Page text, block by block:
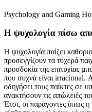
Psychology and Gaming
Η ψυχολογία πίσω
Η ψυχολογία παίζει
προσεγγίζουν τα τυχερά
προσδοκία της επιτυχίας
που συχνά είναι irracional.
οδηγήσει τους παίκτες σε
ανακτήσουν τις απώλειές
Έτσι, οι παράγοντες όπως